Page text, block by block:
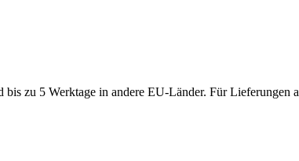
zu 5 Werktage in andere EU-Länder. Für Lieferungen